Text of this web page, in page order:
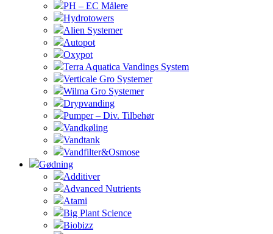
PH – EC Målere
Hydrotowers
Alien Systemer
Autopot
Oxypot
Terra Aquatica Vandings System
Verticale Gro Systemer
Wilma Gro Systemer
Drypvanding
Pumper – Div. Tilbehør
Vandkøling
Vandtank
Vandfilter&Osmose
Gødning
Additiver
Advanced Nutrients
Atami
Big Plant Science
Biobizz